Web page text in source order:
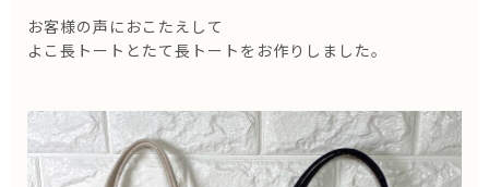
お客様の声におこたえして
よこ長トートとたて長トートをお作りしました。